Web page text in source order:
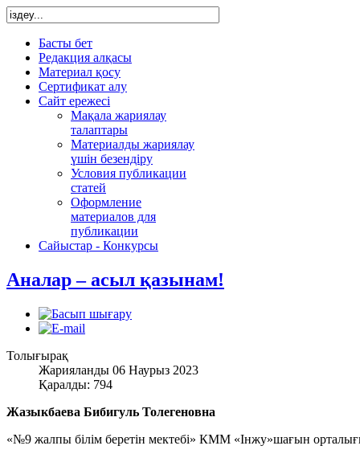
Басты бет
Редакция алқасы
Материал қосу
Сертификат алу
Сайт ережесі
Мақала жариялау
талаптары
Материалды жариялау
үшін безендіру
Условия публикации
статей
Оформление
материалов для
публикации
Сайыстар - Конкурсы
Аналар – асыл қазынам!
Толығырақ
Жарияланды 06 Наурыз 2023
Қаралды: 794
Жазыкбаева Бибигуль Толегеновна
«№9 жалпы білім беретін мектебі» КММ «Інжу»шағын